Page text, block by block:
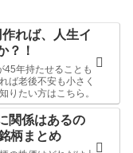
れば、人生イ
？！
45年持たせることも
ば老後不安も小さく
りたい方はこちら。
関係はあるの
柄まとめ